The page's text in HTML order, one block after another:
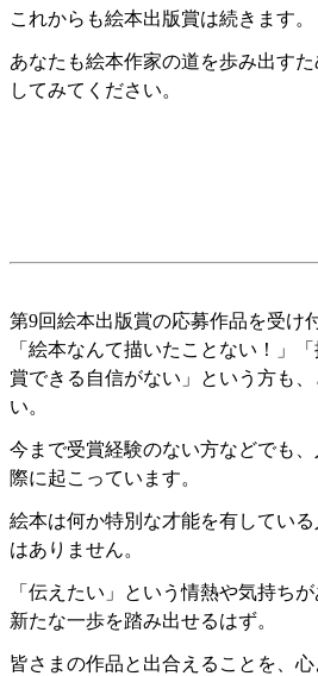
これからも絵本出版賞は続きます。
あなたも絵本作家の道を歩み出す
してみてください。
第9回絵本出版賞の応募作品を受け
「絵本なんて描いたことない！」
賞できる自信がない」という方も
い。
今まで受賞経験のない方などでも
際に起こっています。
絵本は何か特別な才能を有してい
はありません。
「伝えたい」という情熱や気持ち
新たな一歩を踏み出せるはず。
皆さまの作品と出合えることを、